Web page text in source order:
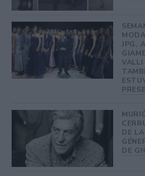
JPG,
VALLI
DE
DE